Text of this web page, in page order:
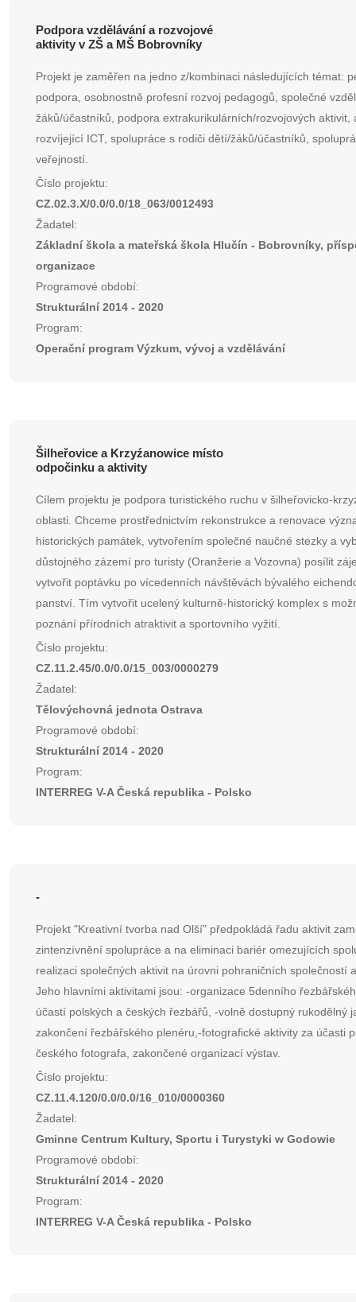
Podpora vzdělávání a rozvojové
aktivity v ZŠ a MŠ Bobrovníky
Projekt je zaměřen na jedno z/kombinaci následujících témat:
podpora, osobnostně profesní rozvoj pedagogů, společné
žáků/účastníků, podpora extrakurikulárních/rozvojových aktivit,
rozvíjející ICT, spolupráce s rodiči dětí/žáků/účastníků,
veřejností.
Číslo projektu:
CZ.02.3.X/0.0/0.0/18_063/0012493
Žadatel:
Základní škola a mateřská škola Hlučín - Bobrovníky,
organizace
Programové období:
Strukturální 2014 - 2020
Program:
Operační program Výzkum, vývoj a vzdělávání
Šilheřovice a Krzyźanowice místo
odpočinku a aktivity
Cílem projektu je podpora turistického ruchu v šilheřovicko-
oblasti. Chceme prostřednictvím rekonstrukce a renovace
historických památek, vytvořením společné naučné stezky a
důstojného zázemí pro turisty (Oranžerie a Vozovna) posílit
vytvořit poptávku po vícedenních návštěvách bývalého
panství. Tím vytvořit ucelený kulturně-historický komplex s
poznání přírodních atraktivit a sportovního vyžití.
Číslo projektu:
CZ.11.2.45/0.0/0.0/15_003/0000279
Žadatel:
Tělovýchovná jednota Ostrava
Programové období:
Strukturální 2014 - 2020
Program:
INTERREG V-A Česká republika - Polsko
-
Projekt "Kreativní tvorba nad Olší" předpokládá řadu aktivit
zintenzívnění spolupráce a na eliminaci bariér omezujících
realizaci společných aktivit na úrovni pohraničních společností
Jeho hlavními aktivitami jsou: -organizace 5denního
účastí polských a českých řezbářů, -volně dostupný rukodělný
zakončení řezbářského plenéru,-fotografické aktivity za účasti
českého fotografa, zakončené organizací výstav.
Číslo projektu:
CZ.11.4.120/0.0/0.0/16_010/0000360
Žadatel:
Gminne Centrum Kultury, Sportu i Turystyki w Godowie
Programové období:
Strukturální 2014 - 2020
Program:
INTERREG V-A Česká republika - Polsko